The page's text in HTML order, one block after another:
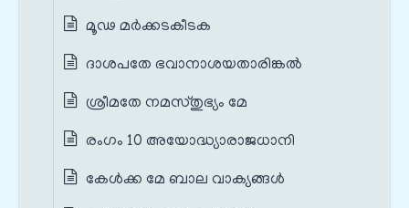
മൂഢ മർക്കടകീടക
ദാശപതേ ഭവാനാശയതാരിങ്കൽ
ശ്രീമതേ നമസ്തുഭ്യം മേ
രംഗം 10 അയോദ്ധ്യാരാജധാനി
കേൾക്ക മേ ബാല വാക്യങ്ങൾ